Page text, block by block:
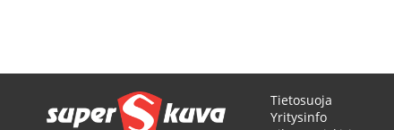
Tietosuoja
Yritysinfo